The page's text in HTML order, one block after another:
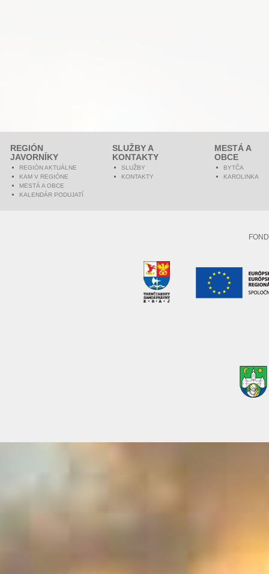
REGIÓN
JAVORNÍKY
REGIÓN AKTUÁLNE
KAM V REGIÓNE
MESTÁ A OBCE
KALENDÁR PODUJATÍ
SLUŽBY A
KONTAKTY
SLUŽBY
KONTAKTY
MESTÁ A
OBCE
BYTČA
KAROLINKA